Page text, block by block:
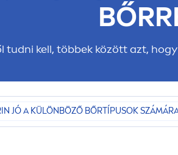
tudni kell, többek között azt,
JÓ A KÜLÖNBÖZŐ BŐRTÍPUSOK